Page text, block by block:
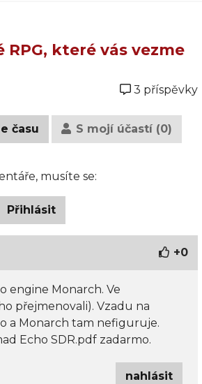
které vás vezme
3 příspěvky
času S mojí účastí (0)
musíte se:
Přihlásit
+0
engine Monarch. Ve
přejmenovali). Vzadu na
a Monarch tam nefiguruje.
Echo SDR.pdf zadarmo.
nahlásit